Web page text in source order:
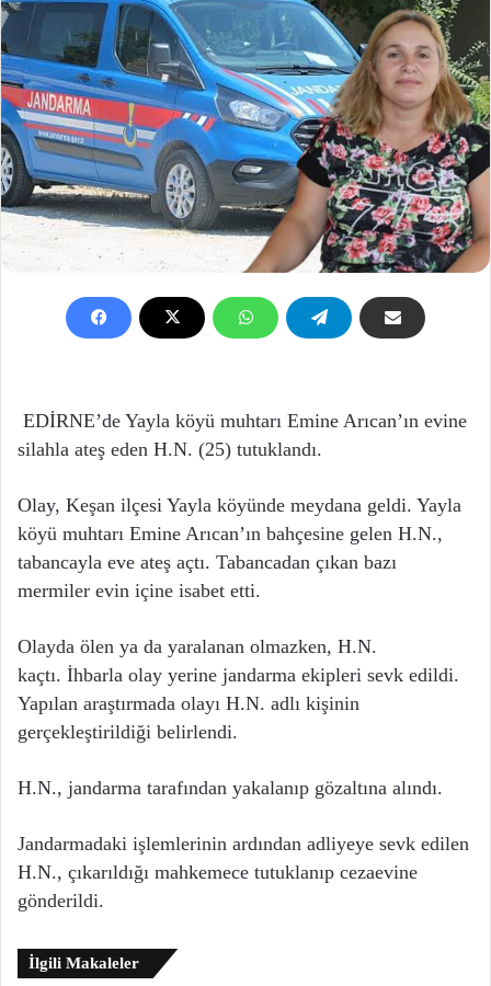
EDİRNE’de Yayla köyü muhtarı Emine Arıcan’ın evine
silahla ateş eden H.N. (25) tutuklandı.
Olay, Keşan ilçesi Yayla köyünde meydana geldi. Yayla
köyü muhtarı Emine Arıcan’ın bahçesine gelen H.N.,
tabancayla eve ateş açtı. Tabancadan çıkan bazı
mermiler evin içine isabet etti.
Olayda ölen ya da yaralanan olmazken, H.N.
kaçtı. İhbarla olay yerine jandarma ekipleri sevk edildi.
Yapılan araştırmada olayı H.N. adlı kişinin
gerçekleştirildiği belirlendi.
H.N., jandarma tarafından yakalanıp gözaltına alındı.
Jandarmadaki işlemlerinin ardından adliyeye sevk edilen
H.N., çıkarıldığı mahkemece tutuklanıp cezaevine
gönderildi.
İlgili Makaleler